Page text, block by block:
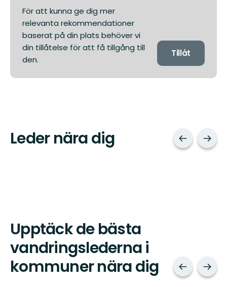
För att kunna ge dig mer
relevanta rekommendationer
baserat på din plats behöver vi
din tillåtelse för att få tillgång till
den.
Tillåt
Leder nära dig
Upptäck de bästa
vandringslederna i
kommuner nära dig